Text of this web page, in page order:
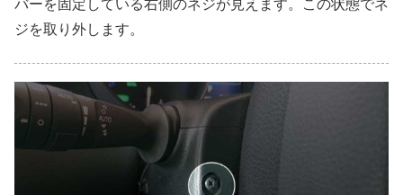
バーを固定している右側のネジが見えます。この状態でネ
ジを取り外します。